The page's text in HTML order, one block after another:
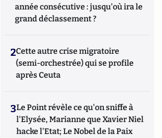
année consécutive : jusqu'où ira le
grand déclassement ?
2Cette autre crise migratoire
(semi-orchestrée) qui se profile
après Ceuta
3Le Point révèle ce qu'on sniffe à
l'Elysée, Marianne que Xavier Niel
hacke l'Etat; Le Nobel de la Paix